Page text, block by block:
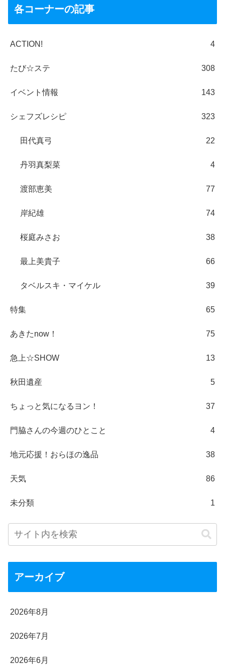
各コーナーの記事
ACTION! 4
たび☆ステ 308
イベント情報 143
シェフズレシピ 323
田代真弓 22
丹羽真梨菜 4
渡部恵美 77
岸紀雄 74
桜庭みさお 38
最上美貴子 66
タベルスキ・マイケル 39
特集 65
あきたnow！ 75
急上☆SHOW 13
秋田遺産 5
ちょっと気になるヨン！ 37
門脇さんの今週のひとこと 4
地元応援！おらほの逸品 38
天気 86
未分類 1
アーカイブ
2026年8月
2026年7月
2026年6月